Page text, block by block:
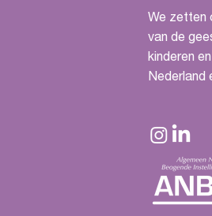
help
and
We zetten
van de
kinderen
Nederland